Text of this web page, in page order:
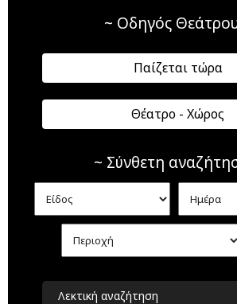
~ Οδηγός
Παίζεται τώρα
Θέατρο - Χώρος
~ Σύνθετη
Λεκτική αναζήτηση